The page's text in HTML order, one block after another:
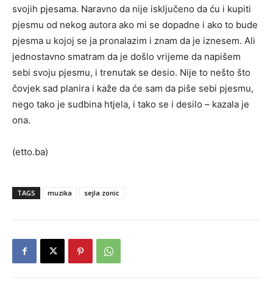
svojih pjesama. Naravno da nije isključeno da ću i kupiti
pjesmu od nekog autora ako mi se dopadne i ako to bude
pjesma u kojoj se ja pronalazim i znam da je iznesem. Ali
jednostavno smatram da je došlo vrijeme da napišem
sebi svoju pjesmu, i trenutak se desio. Nije to nešto što
čovjek sad planira i kaže da će sam da piše sebi pjesmu,
nego tako je sudbina htjela, i tako se i desilo – kazala je
ona.
(etto.ba)
TAGS muzika sejla zonic